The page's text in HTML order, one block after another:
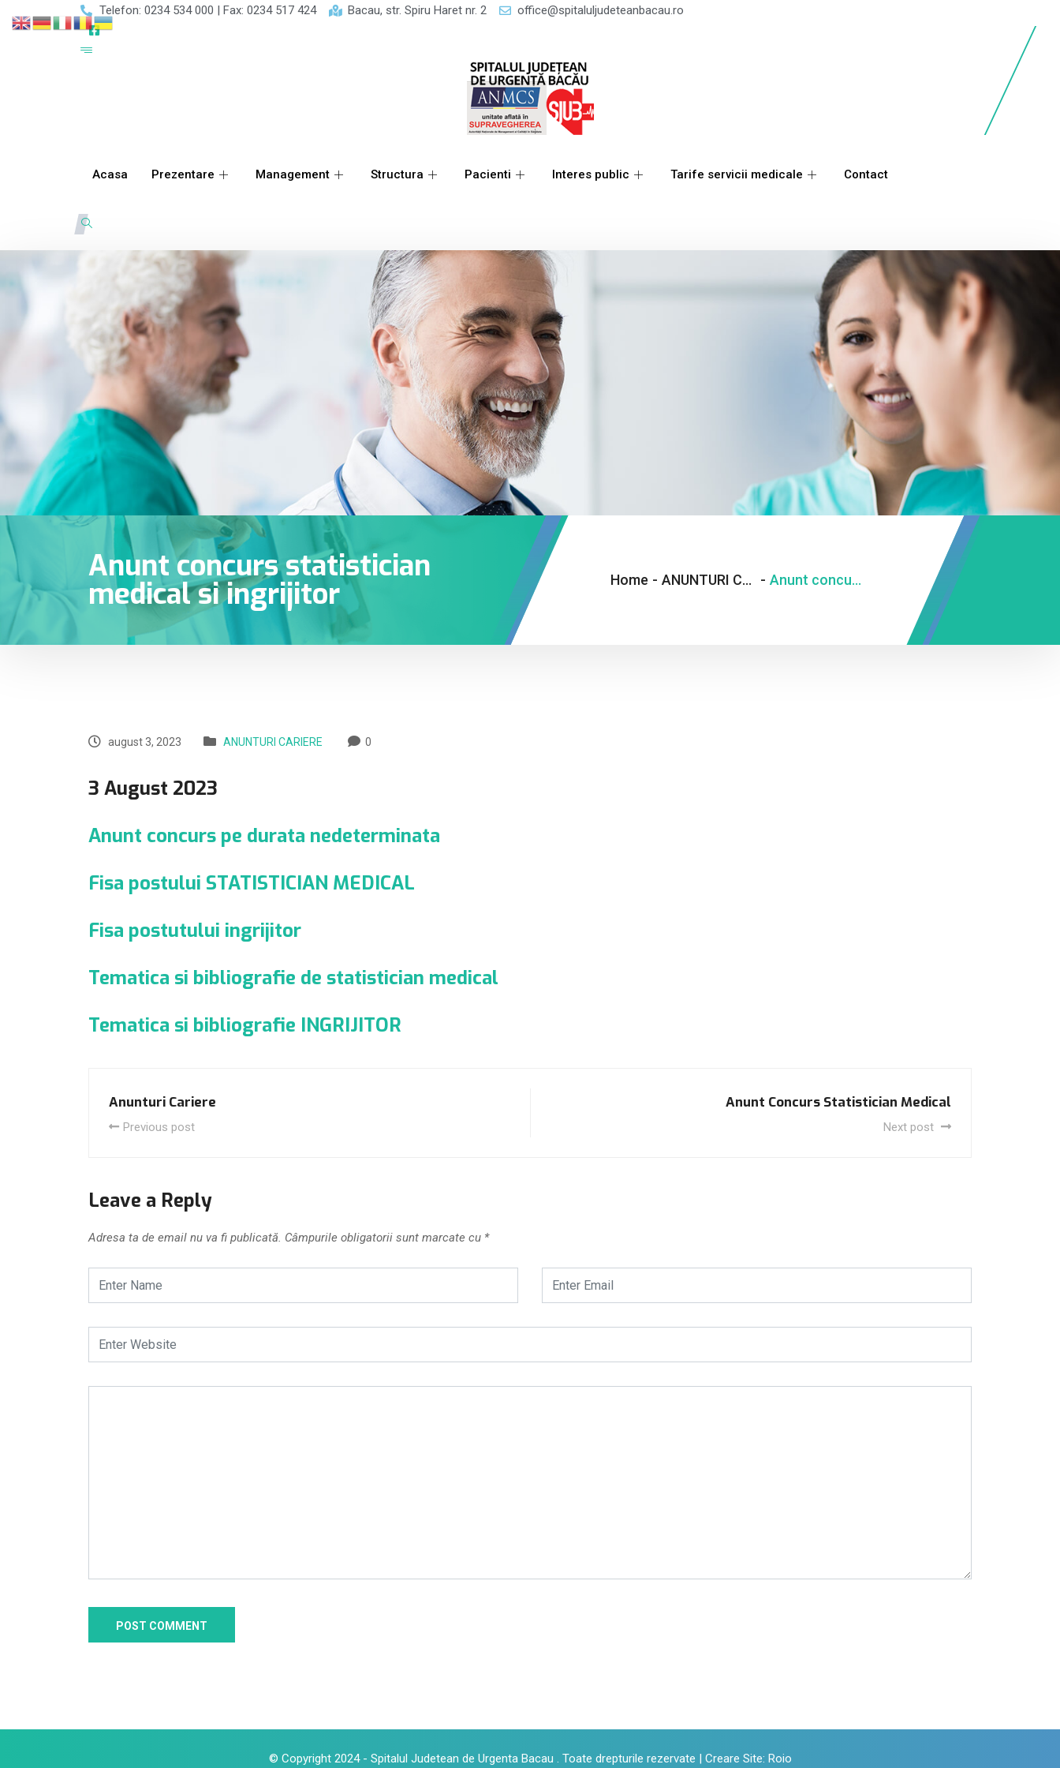
Telefon: 0234 534 000 | Fax: 0234 517 424 Bacau, str. Spiru Haret nr. 2 office@spitaluljudeteanbacau.ro
Acasa Prezentare Management Structura Pacienti Interes public Tarife servicii medicale Contact
Anunt concurs statistician
medical si ingrijitor Home - ANUNTURI CARIERE - Anunt concurs statistician medical si ingrijitor
august 3, 2023 ANUNTURI CARIERE 0
3 August 2023
Anunt concurs pe durata nedeterminata
Fisa postului STATISTICIAN MEDICAL
Fisa postutului ingrijitor
Tematica si bibliografie de statistician medical
Tematica si bibliografie INGRIJITOR
Anunturi Cariere
Previous post
Anunt Concurs Statistician Medical
Next post
Leave a Reply
Adresa ta de email nu va fi publicată. Câmpurile obligatorii sunt marcate cu *
© Copyright 2024 - Spitalul Judetean de Urgenta Bacau . Toate drepturile rezervate | Creare Site: Roio